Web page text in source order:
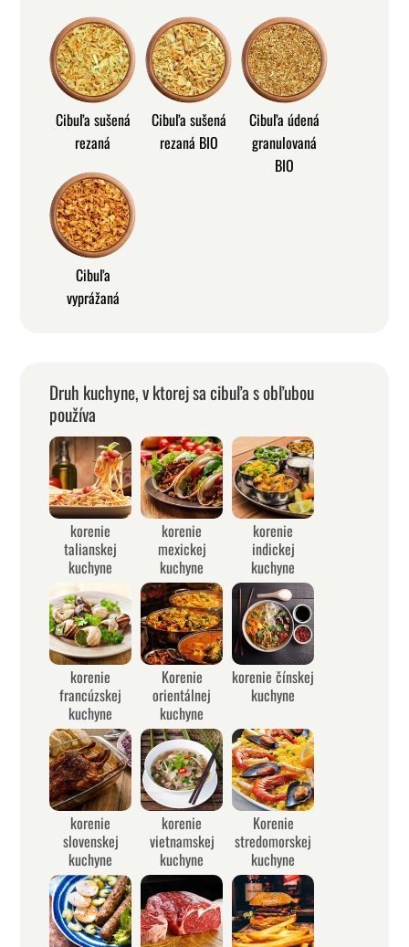
Cibuľa sušená
rezaná
Cibuľa sušená
rezaná BIO
Cibuľa údená
granulovaná
BIO
Cibuľa
vyprážaná
Druh kuchyne, v ktorej sa cibuľa s obľubou
používa
korenie
talianskej
kuchyne
korenie
mexickej
kuchyne
korenie
indickej
kuchyne
korenie
francúzskej
kuchyne
Korenie
orientálnej
kuchyne
korenie čínskej
kuchyne
korenie
slovenskej
kuchyne
korenie
vietnamskej
kuchyne
Korenie
stredomorskej
kuchyne